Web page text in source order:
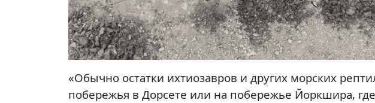
«Обычно остатки ихтиозавров и других морских
побережья в Дорсете или на побережье Йоркшира,